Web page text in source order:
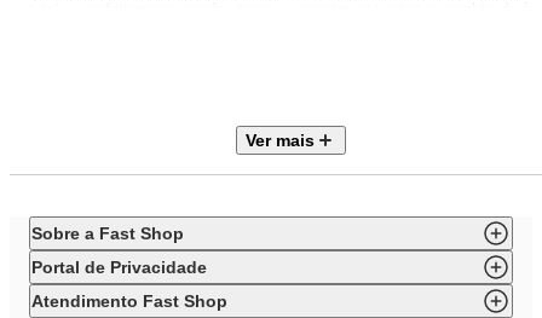
com iluminação interna, permite acompanhar o preparo dos alimentos, sem
abrir a porta. Sua parte interna é antiaderente e muito fácil de limpar. Em
sabor e com mais saúde, todos os dias! A Airfryer + Forno Ichef Ovenfryer
Max 26L é mais uma exclusividade POLISHOP!
Ver mais
Sobre a Fast Shop
Portal de Privacidade
Atendimento Fast Shop